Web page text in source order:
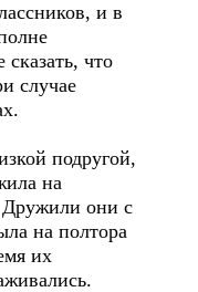
и в
что
случае
подругой,
на
Дружили они с
на полтора
их